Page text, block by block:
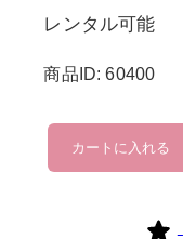
レンタル可能
商品ID: 60400
ifme
個
カートに入れる